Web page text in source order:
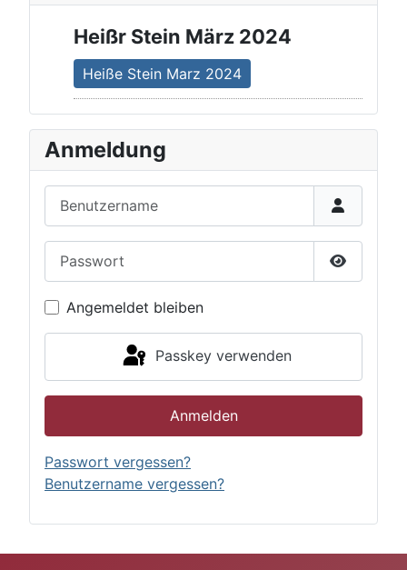
Heißr Stein März 2024
Heiße Stein Marz 2024
Anmeldung
Passwort
Angemeldet bleiben
Passkey verwenden
Anmelden
Passwort vergessen?
Benutzername vergessen?